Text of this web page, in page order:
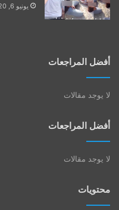
يونيو 6, 2020
أفضل المراجعات
لا يوجد مقالات
أفضل المراجعات
لا يوجد مقالات
محتويات